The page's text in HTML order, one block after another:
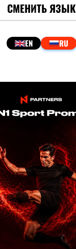
СМЕНИТЬ ЯЗЫК